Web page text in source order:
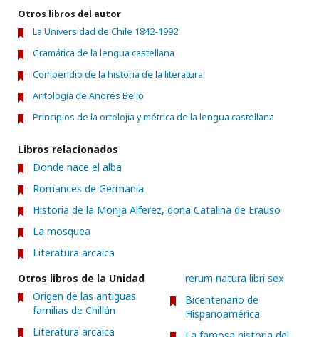
Otros libros del autor
La Universidad de Chile 1842-1992
Gramática de la lengua castellana
Compendio de la historia de la literatura
Antología de Andrés Bello
Principios de la ortolojia y métrica de la lengua castellana
Libros relacionados
Donde nace el alba
Romances de Germania
Historia de la Monja Alferez, doña Catalina de Erauso
La mosquea
Literatura arcaica
Otros libros de la Unidad
Origen de las antiguas
familias de Chillán
Literatura arcaica
rerum natura libri sex
Bicentenario de
Hispanoamérica